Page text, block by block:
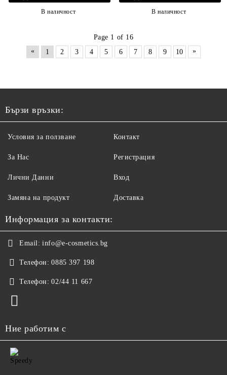
В наличност В наличност
Page 1 of 16
«
1 2 3 4 5 6 7 8 9 10 »
Бързи връзки:
Условия за ползване
За Нас
Лични Данни
Замяна на продукт
Контакт
Регистрация
Вход
Доставка
Информация за контакти:
Email: info@e-cosmetics.bg
Телефон: 0885 397 198
Телефон: 02/44 11 667
Ние работим с